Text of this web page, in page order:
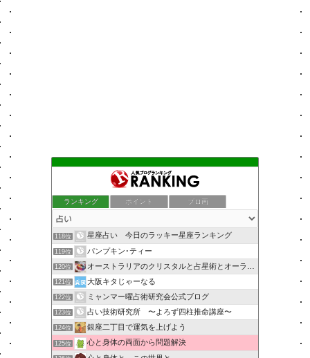
ランキング ポイント ブロ画
118位 星座占い 今日のラッキー星座ランキング
119位 パンプキン･ティー
120位 オーストラリアのクリスタルと占星術とオーラソーマのショップ
121位 大阪キタじゃーなる
122位 ミャンマー曜占術研究会公式ブログ
123位 占い技術研究所 〜よろず四柱推命講座〜
124位 銀座二丁目で運気を上げよう
125位 心と身体の両面から問題解決